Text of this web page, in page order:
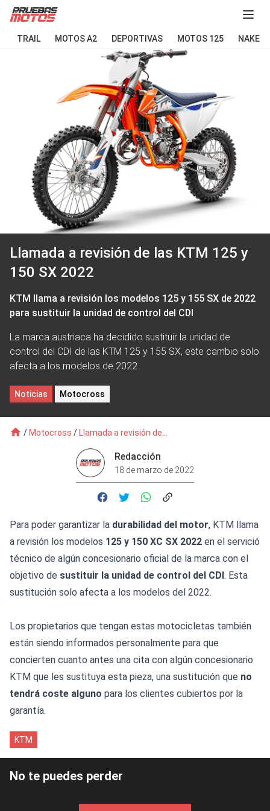
Abir
TRAIL MOTOS A2 DEPORTIVAS MOTOS 125 NAKED
Llamada a revisión de las KTM 125 y
150 SX 2022
KTM llama a revisión los modelos 125 y 155 SX de 2022
para sustituir la unidad de control del CDI
La marca austriaca ha decidido sustituir la unidad de
control del CDI de las KTM 125 y 155 SX, este cambio solo
afecta a los modelos de 2022
Noticias Motocross
/ Motocross / Llamada a revisión de...
Redacción
18 de marzo de 2022
Para poder garantizar la durabilidad del motor, KTM llama
a revisión los modelos 125 y 150 XC SX 2022 en el servició
técnico de algún concesionario oficial de la marca con el
objetivo de sustituir la unidad de control del CDI. Esta
sustitución solo afecta a los modelos del 2022.
Los propietarios que tengan estas motocicletas también
están siendo informados personalmente para que
concierten cuanto antes una cita con algún concesionario
KTM que les sustituya esta pieza, una sustitución que no
tendrá coste alguno para los clientes cubiertos por la
garantía.
KTM
No te puedes perder